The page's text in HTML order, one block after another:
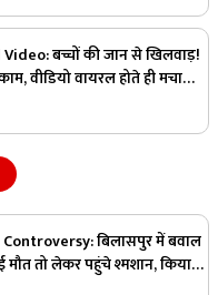
बच्चों की जान से खिलवाड़!
वीडियो वायरल होते ही मचा
बिलासपुर में बवाल
मौत तो लेकर पहुंचे श्मशान, किया